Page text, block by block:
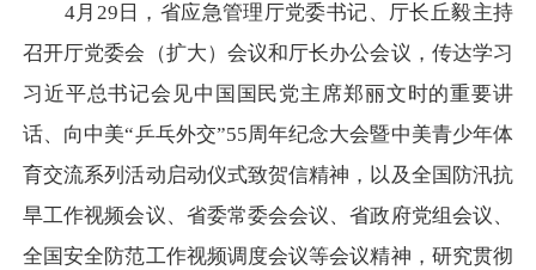
4月29日，省应急管理厅党委书记、厅长丘毅主持
召开厅党委会（扩大）会议和厅长办公会议，传达学习
习近平总书记会见中国国民党主席郑丽文时的重要讲
话、向中美“乒乓外交”55周年纪念大会暨中美青少年体
育交流系列活动启动仪式致贺信精神，以及全国防汛抗
旱工作视频会议、省委常委会会议、省政府党组会议、
全国安全防范工作视频调度会议等会议精神，研究贯彻